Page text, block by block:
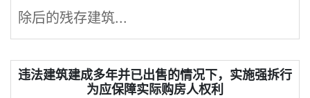
除后的残存建筑...
违法建筑建成多年并已出售的情况下，实施强拆行
为应保障实际购房人权利